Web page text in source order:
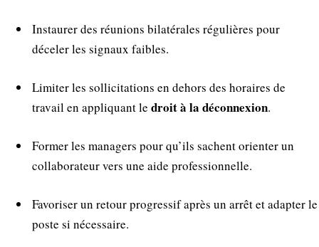
Instaurer des réunions bilatérales régulières pour
déceler les signaux faibles.
Limiter les sollicitations en dehors des horaires de
travail en appliquant le droit à la déconnexion.
Former les managers pour qu’ils sachent orienter un
collaborateur vers une aide professionnelle.
Favoriser un retour progressif après un arrêt et adapter le
poste si nécessaire.